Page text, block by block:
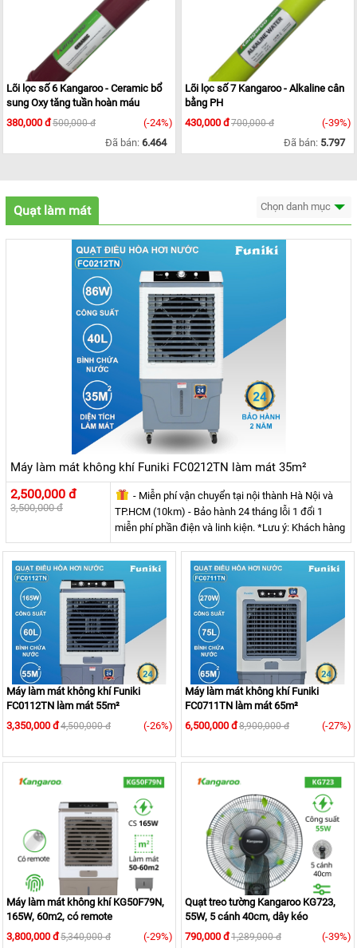
Lõi lọc số 6 Kangaroo - Ceramic bổ
sung Oxy tăng tuần hoàn máu
380,000 đ500,000 đ
(-24%)
Đã bán: 6.464
Lõi lọc số 7 Kangaroo - Alkaline cân
bằng PH
430,000 đ700,000 đ
(-39%)
Đã bán: 5.797
Quạt làm mát Chọn danh mục
Máy làm mát không khí Funiki FC0212TN làm mát 35m²
2,500,000 đ
3,500,000 đ
- Miễn phí vận chuyển tại nội thành Hà Nội và
TP.HCM (10km) - Bảo hành 24 tháng lỗi 1 đổi 1
miễn phí phần điện và linh kiện. *Lưu ý: Khách hàng
ngoại tỉnh cần đặt cọc trước 100.00Đ - 200.000Đ
phí vận chuyển.
Máy làm mát không khí Funiki
FC0112TN làm mát 55m²
3,350,000 đ4,500,000 đ (-26%)
Máy làm mát không khí Funiki
FC0711TN làm mát 65m²
6,500,000 đ8,900,000 đ (-27%)
Máy làm mát không khí KG50F79N,
165W, 60m2, có remote
3,800,000 đ5,340,000 đ (-29%)
Quạt treo tường Kangaroo KG723,
55W, 5 cánh 40cm, dây kéo
790,000 đ1,289,000 đ (-39%)